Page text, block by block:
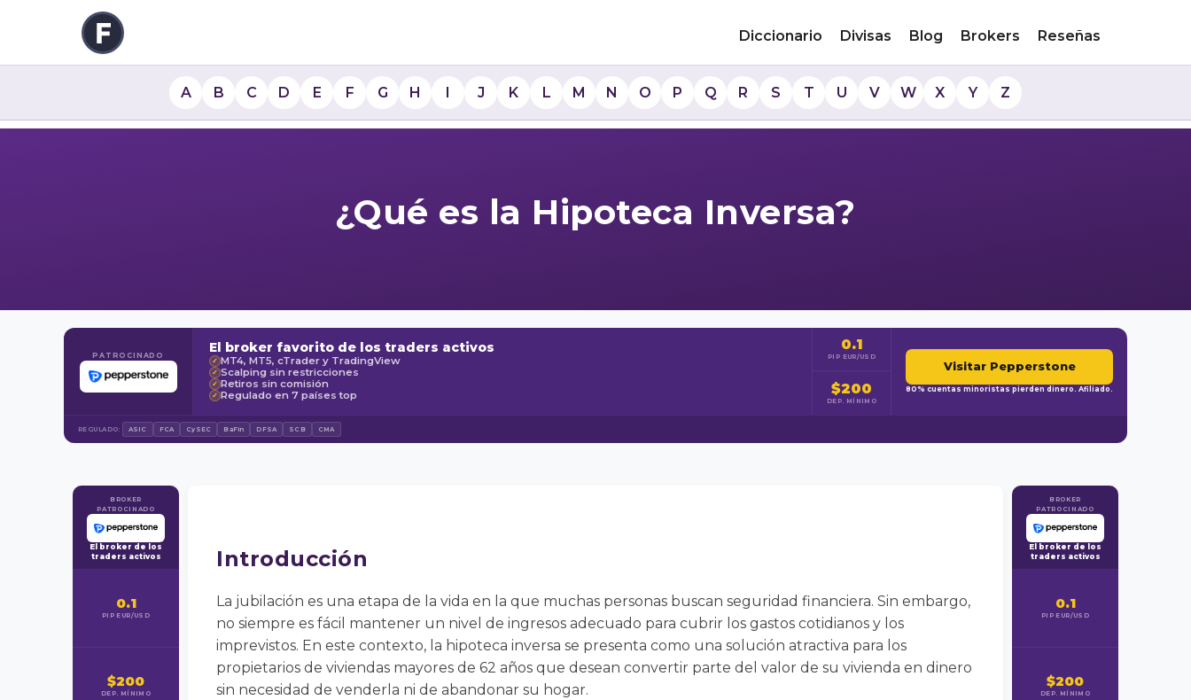
Diccionario Divisas Blog Brokers Reseñas
A B C D E F G H I J K L M N O P Q R S T U V W X Y Z
¿Qué es la Hipoteca Inversa?
PATROCINADO El broker favorito de los traders activos
✓ MT4, MT5, cTrader y TradingView
✓ Scalping sin restricciones
✓ Retiros sin comisión
✓ Regulado en 7 países top
0.1
PIP EUR/USD
$200
DEP. MÍNIMO
Visitar Pepperstone
80% cuentas minoristas pierden dinero. Afiliado.
REGULADO: ASIC FCA CySEC BaFin DFSA SCB CMA
BROKER
PATROCINADO
El broker de los
traders activos
0.1
PIP EUR/USD
$200
DEP. MÍNIMO
Introducción
La jubilación es una etapa de la vida en la que muchas personas buscan seguridad financiera. Sin embargo,
no siempre es fácil mantener un nivel de ingresos adecuado para cubrir los gastos cotidianos y los
imprevistos. En este contexto, la hipoteca inversa se presenta como una solución atractiva para los
propietarios de viviendas mayores de 62 años que desean convertir parte del valor de su vivienda en dinero
sin necesidad de venderla ni de abandonar su hogar.
BROKER
PATROCINADO
El broker de los
traders activos
0.1
PIP EUR/USD
$200
DEP. MÍNIMO